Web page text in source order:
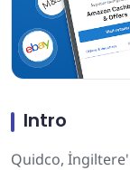
Intro
Quidco,